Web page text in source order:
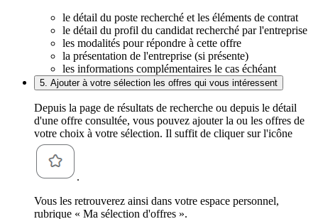
le détail du poste recherché et les éléments de contrat
le détail du profil du candidat recherché par l'entreprise
les modalités pour répondre à cette offre
la présentation de l'entreprise (si présente)
les informations complémentaires le cas échéant
5. Ajouter à votre sélection les offres qui vous intéressent
Depuis la page de résultats de recherche ou depuis le détail
d'une offre consultée, vous pouvez ajouter la ou les offres de
votre choix à votre sélection. Il suffit de cliquer sur l'icône
.
Vous les retrouverez ainsi dans votre espace personnel,
rubrique « Ma sélection d'offres ».